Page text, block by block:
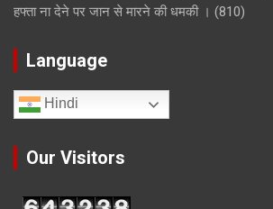
हफ्ता ना देने पर जान से मारने की धमकी । (810)
Language
Hindi
Our Visitors